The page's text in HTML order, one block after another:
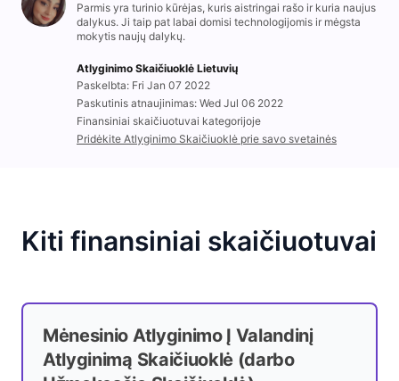
Parmis yra turinio kūrėjas, kuris aistringai rašo ir kuria naujus
dalykus. Ji taip pat labai domisi technologijomis ir mėgsta
mokytis naujų dalykų.
Atlyginimo Skaičiuoklė Lietuvių
Paskelbta: Fri Jan 07 2022
Paskutinis atnaujinimas: Wed Jul 06 2022
Finansiniai skaičiuotuvai kategorijoje
Pridėkite Atlyginimo Skaičiuoklė prie savo svetainės
Kiti finansiniai skaičiuotuvai
Mėnesinio Atlyginimo Į Valandinį
Atlyginimą Skaičiuoklė (darbo